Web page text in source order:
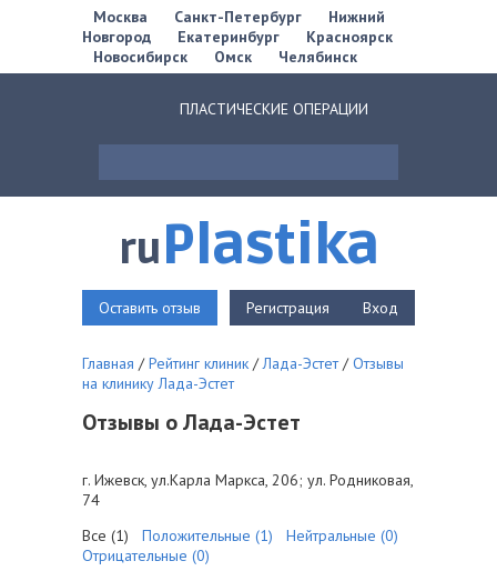
Москва Санкт-Петербург
Нижний
Новгород
Екатеринбург
Красноярск
Новосибирск
Омск Челябинск
ПЛАСТИЧЕСКИЕ ОПЕРАЦИИ
ruPlastika
Оставить отзыв Регистрация Вход
Главная / Рейтинг клиник / Лада-Эстет / Отзывы
на клинику Лада-Эстет
Отзывы о Лада-Эстет
г. Ижевск, ул.Карла Маркса, 206; ул. Родниковая,
74
Все (1) Положительные (1)
Нейтральные (0)
Отрицательные (0)